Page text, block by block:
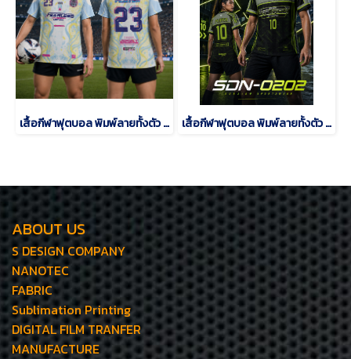
เสื้อกีฬาฟุตบอล พิมพ์ลายทั้งตัว เนื้อผ้า "นาโนเทค"SD-484 เสื้อกีฬาฟุตบอล พิมพ์ลายทั้งตัว เนื้อผ้า "นาโนเทค"SDN-0202
ABOUT US
S DESIGN COMPANY
NANOTEC
FABRIC
Sublimation Printing
DIGITAL FILM TRANFER
MANUFACTURE